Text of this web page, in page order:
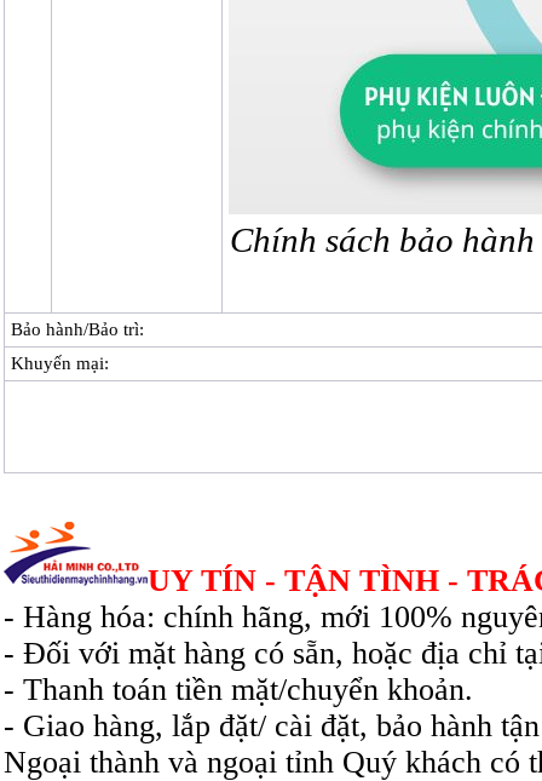
Chính sách bảo
Bảo hành/Bảo trì:
Khuyến mại:
UY TÍN - TẬN TÌNH -
- Hàng hóa: chính hãng, mới 100%
- Đối với mặt hàng có sẵn, hoặc địa chỉ
- Thanh toán tiền mặt/chuyển khoản.
- Giao hàng, lắp đặt/ cài đặt, bảo hành
Ngoại thành và ngoại tỉnh Quý khách có